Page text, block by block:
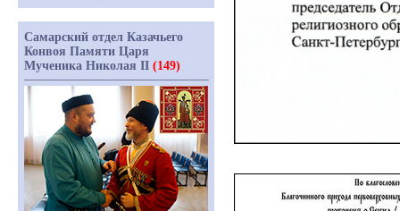
Самарский отдел Казачьего
Конвоя Памяти Царя
Мученика Николая II (149)